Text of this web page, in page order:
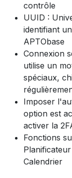
contrôle
UUID :
identifiant
APTObase
Connexion
utilise un
spéciaux,
Imposer
option est
activer la
Fonctions
Calendrier